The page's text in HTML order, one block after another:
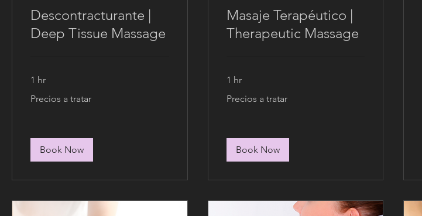
Descontracturante |
Deep Tissue Massage
1 hr
a
Precios a tratar
Book Now
Masaje Terapéutico |
Therapeutic Massage
1 hr
a
Precios a tratar
Book Now